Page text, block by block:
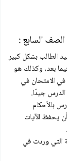
السابع :
الطالب بشكل كبير
بعد، وكذلك هو
الامتحان في
الدرس جيدًا.
بالأحكام
يحفظ الآيات
التي وردت في